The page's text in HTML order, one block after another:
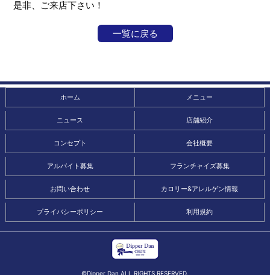
是非、ご来店下さい！
一覧に戻る
ホーム メニュー
ニュース 店舗紹介
コンセプト 会社概要
アルバイト募集 フランチャイズ募集
お問い合わせ カロリー&アレルゲン情報
プライバシーポリシー 利用規約
©Dipper Dan ALL RIGHTS RESERVED.